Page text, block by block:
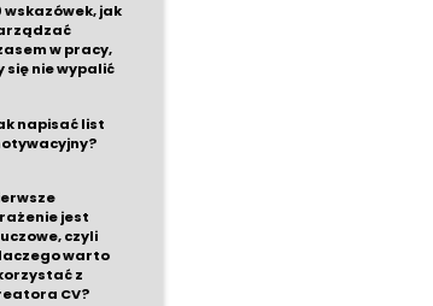
wskazówek, jak
w pracy,
się nie wypalić
napisać list
jest
czyli
warto
z
CV?